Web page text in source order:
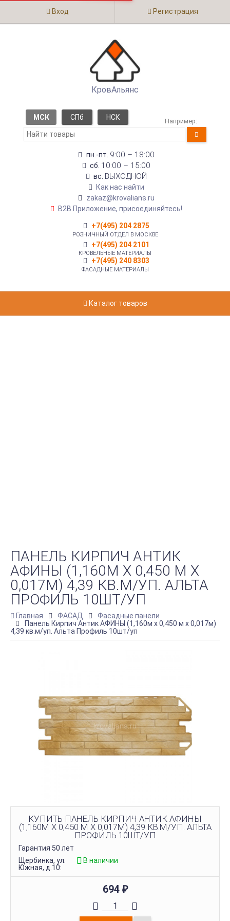
Вход Регистрация
КровАльянс
МСК СПб НСК Например:
пн.-пт. 9:00 – 18:00
сб. 10:00 – 15:00
вс. ВЫХОДНОЙ
Как нас найти
zakaz@krovalians.ru
B2B Приложение, присоединяйтесь!
+7(495) 204 2875
РОЗНИЧНЫЙ ОТДЕЛ В МОСКВЕ
+7(495) 204 2101
КРОВЕЛЬНЫЕ МАТЕРИАЛЫ
+7(495) 240 8303
ФАСАДНЫЕ МАТЕРИАЛЫ
Каталог товаров
ПАНЕЛЬ КИРПИЧ АНТИК
АФИНЫ (1,160М Х 0,450 М Х
0,017М) 4,39 КВ.М/УП. АЛЬТА
ПРОФИЛЬ 10ШТ/УП
Главная ФАСАД
Фасадные панели
Панель Кирпич Антик АФИНЫ (1,160м х 0,450 м х 0,017м)
4,39 кв.м/уп. Альта Профиль 10шт/уп
КУПИТЬ ПАНЕЛЬ КИРПИЧ АНТИК АФИНЫ
(1,160М Х 0,450 М Х 0,017М) 4,39 КВ.М/УП. АЛЬТА
ПРОФИЛЬ 10ШТ/УП
Гарантия 50 лет
Щербинка, ул.
Южная, д.10:
В наличии
694 ₽